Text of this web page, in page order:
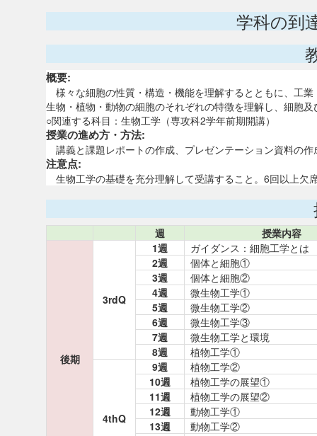
学科の到
概要:
様々な細胞の性質・構造・機能を理解するとともに、工
生物・植物・動物の細胞のそれぞれの特徴を理解し、細胞
○関連する科目：生物工学（専攻科2学年前期開講）
授業の進め方・方法:
講義と課題レポートの作成、プレゼンテーション資料の作
注意点:
生物工学の基礎を充分理解して受講すること。6回以上欠
週 授業内容
後期
3rdQ
1週
ガイダンス：細胞工学とは
2週
個体と細胞①
3週
個体と細胞②
4週
微生物工学①
5週
微生物工学②
6週
微生物工学③
7週
微生物工学と環境
8週
植物工学①
4thQ
9週
植物工学②
10週
植物工学の展望①
11週
植物工学の展望②
12週
動物工学①
13週
動物工学②